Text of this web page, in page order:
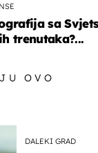
sa
trenutaka?...
OVO
DALEKI GRAD